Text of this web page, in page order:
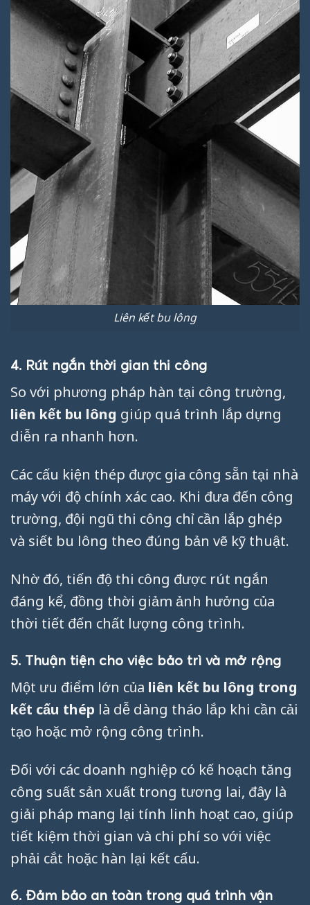
Liên kết bu lông
4. Rút ngắn thời gian thi công
So với phương pháp hàn tại công trường,
liên kết bu lông giúp quá trình lắp dựng
diễn ra nhanh hơn.
Các cấu kiện thép được gia công sẵn tại nhà
máy với độ chính xác cao. Khi đưa đến công
trường, đội ngũ thi công chỉ cần lắp ghép
và siết bu lông theo đúng bản vẽ kỹ thuật.
Nhờ đó, tiến độ thi công được rút ngắn
đáng kể, đồng thời giảm ảnh hưởng của
thời tiết đến chất lượng công trình.
5. Thuận tiện cho việc bảo trì và mở rộng
Một ưu điểm lớn của liên kết bu lông trong
kết cấu thép là dễ dàng tháo lắp khi cần cải
tạo hoặc mở rộng công trình.
Đối với các doanh nghiệp có kế hoạch tăng
công suất sản xuất trong tương lai, đây là
giải pháp mang lại tính linh hoạt cao, giúp
tiết kiệm thời gian và chi phí so với việc
phải cắt hoặc hàn lại kết cấu.
6. Đảm bảo an toàn trong quá trình vận